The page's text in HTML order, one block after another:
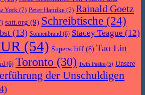
York (7) Peter Handke (7) Rainald Goetz
satt.org (9) Schreibtische (24)
(13) Sonnenbrand (6) Stacey Teague (12)
(54) Superschiff (8) Tao Lin
(6) Toronto (30) Twin Peaks (5) Unsere
der Unschuldigen